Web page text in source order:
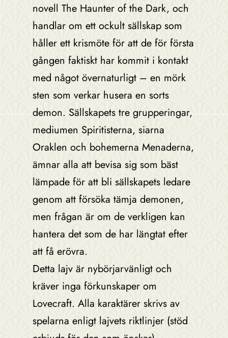
novell The Haunter of the Dark, och
handlar om ett ockult sällskap som
håller ett krismöte för att de för första
gången faktiskt har kommit i kontakt
med något övernaturligt – en mörk
sten som verkar husera en sorts
demon. Sällskapets tre grupperingar,
mediumen Spiritisterna, siarna
Oraklen och bohemerna Menaderna,
ämnar alla att bevisa sig som bäst
lämpade för att bli sällskapets ledare
genom att försöka tämja demonen,
men frågan är om de verkligen kan
hantera det som de har längtat efter
att få erövra.
Detta lajv är nybörjarvänligt och
kräver inga förkunskaper om
Lovecraft. Alla karaktärer skrivs av
spelarna enligt lajvets riktlinjer (stöd